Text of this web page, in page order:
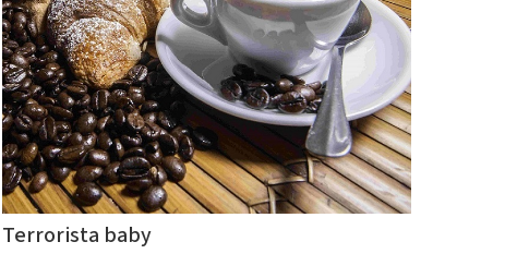
Terrorista baby